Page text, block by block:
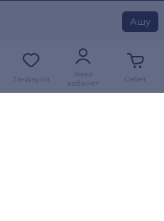
Ашу
Таңдаулы
Жеке
кабинет
Себет
ЖӘНЕ SULPAK
АЛЫҢЫЗ